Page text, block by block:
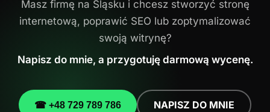
Masz firmę na Śląsku i chcesz stworzyć stronę
internetową, poprawić SEO lub zoptymalizować
swoją witrynę?
Napisz do mnie, a przygotuję darmową wycenę.
☎ +48 729 789 786 NAPISZ DO MNIE